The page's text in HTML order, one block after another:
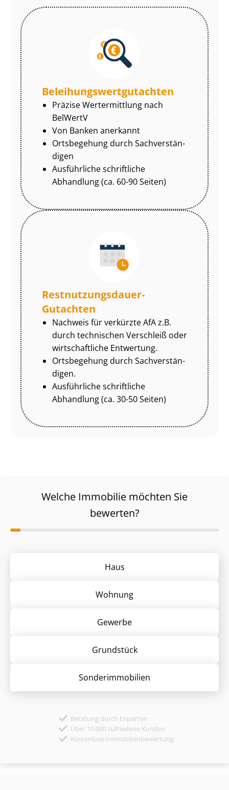
Be­lei­hungs­wert­gut­ach­ten
Präzise Wertermittlung nach
BelWertV
Von Banken anerkannt
Ortsbegehung durch Sach­ver­stän­
di­gen
Ausführliche schriftliche
Abhandlung (ca. 60-90 Seiten)
Rest­nut­zungs­dau­er-
Gutachten
Nachweis für verkürzte AfA z.B.
durch technischen Verschleiß oder
wirtschaftliche Entwertung.
Ortsbegehung durch Sach­ver­stän­
di­gen.
Ausführliche schriftliche
Abhandlung (ca. 30-50 Seiten)
Welche Immobilie möchten Sie
bewerten?
Haus
Wohnung
Gewerbe
Grund­stück
Sonder­immobilien
Beratung durch Experten
Über 10.000 zufriedene Kunden
Kostenlose Immobilienbewertung